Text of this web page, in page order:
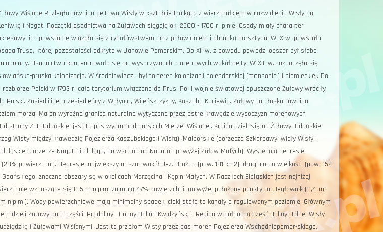
Wiślane Rozległa równina deltowa Wisły w kształcie trójkąta z wierzchołkiem w rozwidleniu Wisły na
i Nogat. Początki osadnictwa na Żuławach sięgają ok. 2500 - 1700 r. p.n.e. Osady miały charakter
ich powstanie wiązało się z rybołówstwem oraz poławianiem i obróbką bursztynu. W IX w. powstała
Truso, której pozostałości odkryto w Janowie Pomorskim. Do XII w. z powodu powodzi obszar był słabo
Osadnictwo koncentrowało się na wysoczyznach morenowych wokół delty. W XIII w. rozpoczęła się
pruska kolonizacja. W średniowieczu był to teren kolonizacji holenderskiej (mennonici) i niemieckiej. Po
rozbiorze Polski w 1793 r. całe terytorium włączono do Prus. Po II wojnie światowej opuszczone Żuławy wróciły
Polski. Zasiedlili je przesiedleńcy z Wołynia, Wileńszczyzny, Kaszub i Kociewia. Żuławy to płaska równina
morza. Ma on wyraźne granice naturalne wytyczone przez ostre krawędzie wysoczyzn morenowych
strony Zat. Gdańskiej jest tu pas wydm nadmorskich Mierzei Wiślanej. Kraina dzieli się na Żuławy: Gdańskie
Wisty między krawędzią Pojezierza Kaszubskiego i Wisłą), Malborskie (dorzecze Szkarpawy, widły Wisły i
(dorzecze Nogatu i Elbląga, na wschód od Nogatu i powyżej Żuław Mafych). Występują depresje
powierzchni). Depresje: największy obszar wokół Jez. Drużno (pow. 181 km2), drugi co do wielkości (pow. 152
znaczne obszary są w okolicach Marzęcina i Kępin Małych. W Raczkach Elbląskich jest najniżej
wznoszące się 0-5 m n.p.m. zajmują 47% powierzchni, najwyżej położone punkty to: Jegłownik (11,4 m
n.p.m.). Wody powierzchniowe mają minimalny spadek, cieki stałe to kanały o regulowanym poziomie. Głównym
dzieli Żutawy na 3 części. Pradoliny i Doliny Dolina Kwidzyńska_ Region w północną część Doliny Dolnej Wisły
i Żuławami Wiślanymi. Jest to przełom Wisty przez pas moren Pojezierza Wschodniopomor-skiego.